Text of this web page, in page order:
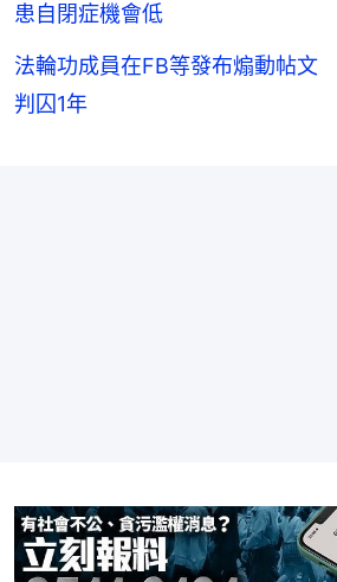
患自閉症機會低
法輪功成員在FB等發布煽動帖文
判囚1年